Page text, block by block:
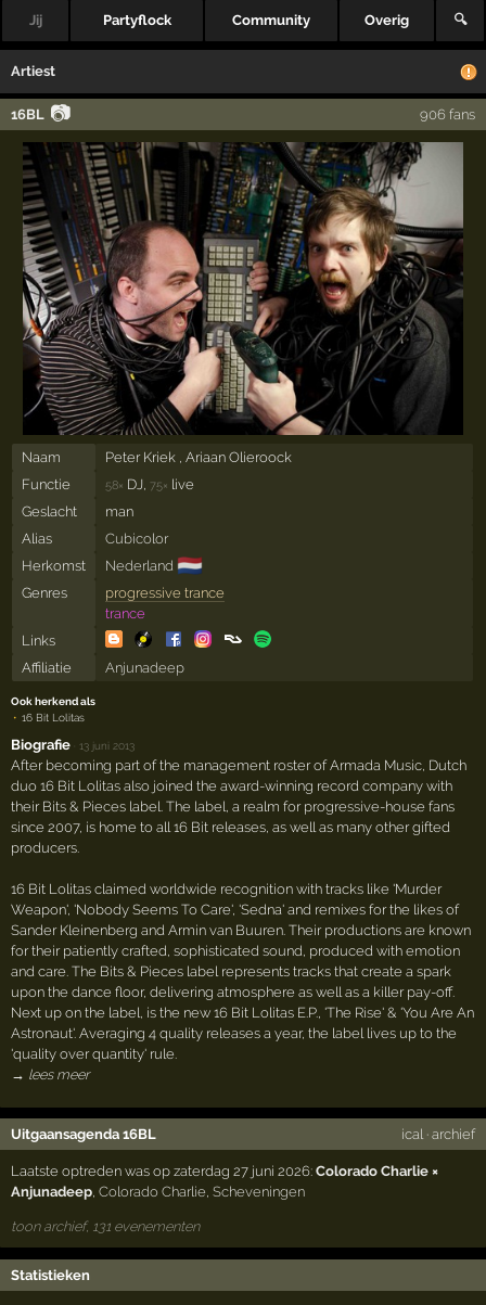
Jij Partyflock Community Overig 🔍
Artiest
16BL 📷 906 fans
Naam
Peter Kriek , Ariaan Olieroock
Functie
58× DJ, 75× live
Geslacht
man
Alias
Cubicolor
Herkomst
Nederland 🇳🇱
Genres
progressive trance
trance
Links
Affiliatie
Anjunadeep
Ook herkend als
16 Bit Lolitas
Biografie ·13 juni 2013
After becoming part of the management roster of Armada Music, Dutch
duo 16 Bit Lolitas also joined the award-winning record company with
their Bits & Pieces label. The label, a realm for progressive-house fans
since 2007, is home to all 16 Bit releases, as well as many other gifted
producers.
16 Bit Lolitas claimed worldwide recognition with tracks like 'Murder
Weapon', 'Nobody Seems To Care', 'Sedna' and remixes for the likes of
Sander Kleinenberg and Armin van Buuren. Their productions are known
for their patiently crafted, sophisticated sound, produced with emotion
and care. The Bits & Pieces label represents tracks that create a spark
upon the dance floor, delivering atmosphere as well as a killer pay-off.
Next up on the label, is the new 16 Bit Lolitas E.P., 'The Rise' & 'You Are An
Astronaut'. Averaging 4 quality releases a year, the label lives up to the
'quality over quantity' rule.
→ lees meer
Uitgaansagenda 16BL ical· archief
Laatste optreden was op zaterdag 27 juni 2026:Colorado Charlie ×
Anjunadeep,Colorado Charlie,Scheveningen
toon archief, 131 evenementen
Statistieken